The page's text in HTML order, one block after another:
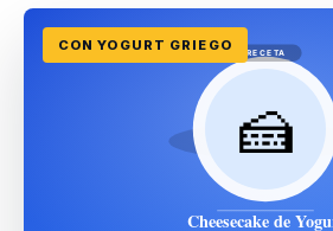
CON YOGURT GRIEGO